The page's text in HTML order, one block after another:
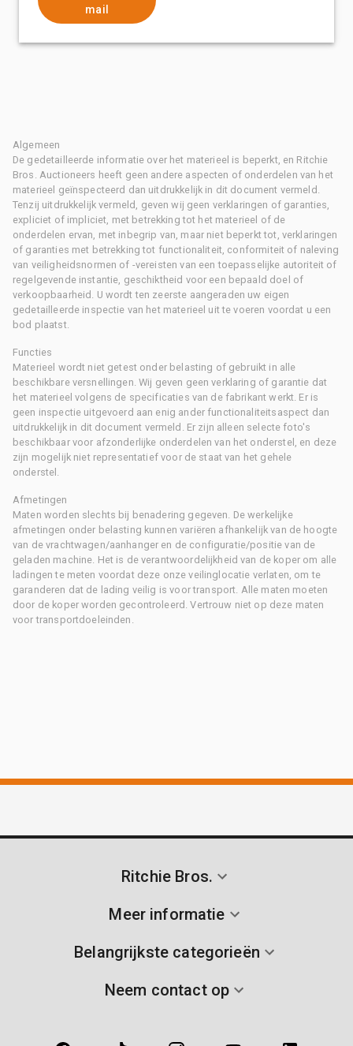
mail
Algemeen
De gedetailleerde informatie over het materieel is beperkt, en Ritchie
Bros. Auctioneers heeft geen andere aspecten of onderdelen van het
materieel geïnspecteerd dan uitdrukkelijk in dit document vermeld.
Tenzij uitdrukkelijk vermeld, geven wij geen verklaringen of garanties,
expliciet of impliciet, met betrekking tot het materieel of de
onderdelen ervan, met inbegrip van, maar niet beperkt tot, verklaringen
of garanties met betrekking tot functionaliteit, conformiteit of naleving
van veiligheidsnormen of -vereisten van een toepasselijke autoriteit of
regelgevende instantie, geschiktheid voor een bepaald doel of
verkoopbaarheid. U wordt ten zeerste aangeraden uw eigen
gedetailleerde inspectie van het materieel uit te voeren voordat u een
bod plaatst.
Functies
Materieel wordt niet getest onder belasting of gebruikt in alle
beschikbare versnellingen. Wij geven geen verklaring of garantie dat
het materieel volgens de specificaties van de fabrikant werkt. Er is
geen inspectie uitgevoerd aan enig ander functionaliteitsaspect dan
uitdrukkelijk in dit document vermeld. Er zijn alleen selecte foto's
beschikbaar voor afzonderlijke onderdelen van het onderstel, en deze
zijn mogelijk niet representatief voor de staat van het gehele
onderstel.
Afmetingen
Maten worden slechts bij benadering gegeven. De werkelijke
afmetingen onder belasting kunnen variëren afhankelijk van de hoogte
van de vrachtwagen/aanhanger en de configuratie/positie van de
geladen machine. Het is de verantwoordelijkheid van de koper om alle
ladingen te meten voordat deze onze veilinglocatie verlaten, om te
garanderen dat de lading veilig is voor transport. Alle maten moeten
door de koper worden gecontroleerd. Vertrouw niet op deze maten
voor transportdoeleinden.
Ritchie Bros.
Meer informatie
Belangrijkste categorieën
Neem contact op